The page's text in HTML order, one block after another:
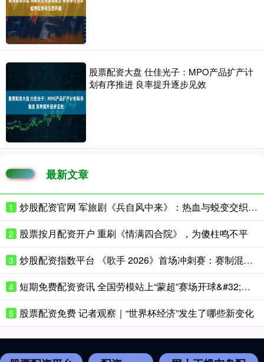
股票配资大盘 仕佳光子：MPO产品扩产计
划有序推进 良率提升逐步见效
最新文章
1 炒股配资官网 军旅剧《兵自风中来》：热血与蜕变交织的精彩篇章
2 股票按月配资开户 重刷《情满四合院》，为傻柱鸣不平
3 炒股配资指数平台 《歌手 2026》首场冲刺赛：赛制混乱，歌手表现各异
4 短期免费配资资讯 全国劳模站上“蒙超”赛场开球&#32;通辽绿茵场致敬劳动者
5 股票配资免费 记者观察｜“世界杯经济”发生了哪些新变化